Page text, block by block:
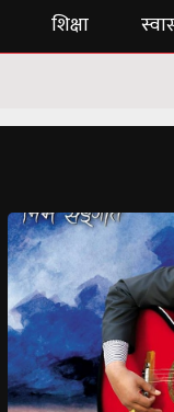
शिक्षा